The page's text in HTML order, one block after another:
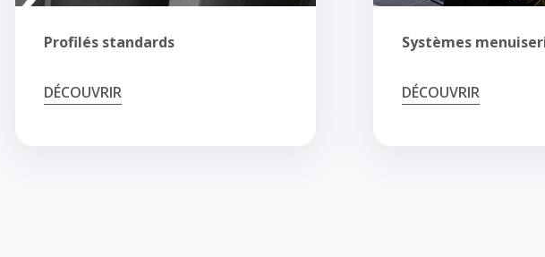
Profilés standards
DÉCOUVRIR
Systèmes
DÉCOUVRIR